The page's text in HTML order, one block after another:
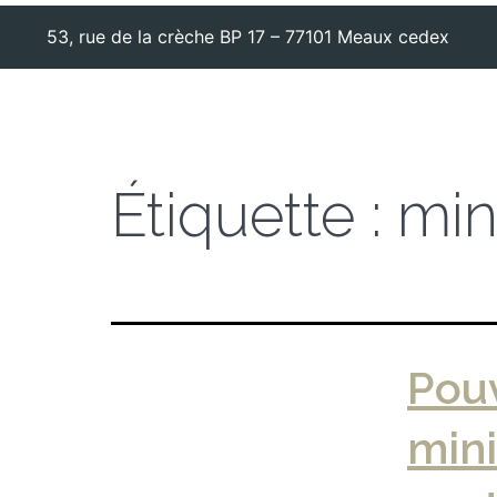
53, rue de la crèche BP 17 – 77101 Meaux cedex
Étiquette :